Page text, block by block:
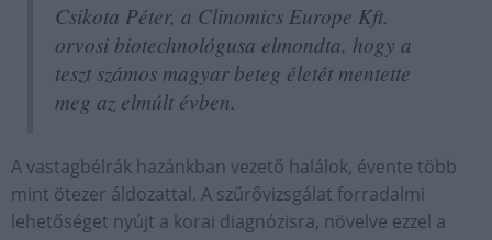
Csikota Péter, a Clinomics Europe Kft.
orvosi biotechnológusa elmondta, hogy a
teszt számos magyar beteg életét mentette
meg az elmúlt évben.
A vastagbélrák hazánkban vezető halálok, évente több
mint ötezer áldozattal. A szűrővizsgálat forradalmi
lehetőséget nyújt a korai diagnózisra, növelve ezzel a